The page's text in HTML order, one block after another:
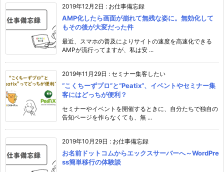
2019年12月2日 : お仕事備忘録
AMP化したら画面が崩れて無残な姿に。無効化して
もその後が大変だった件
最近、スマホの普及によりサイトの速度を高速化できる
AMPが流行ってますが、私は安 ...
2019年11月29日 : セミナー集客したい
“こくちーずプロ”と“Peatix”、イベントやセミナー集
客にはどっちが便利？
セミナーやイベントを開催するときに、自分たちで独自の
告知ページを作らなくても、無 ...
2019年10月29日 : お仕事備忘録
お名前ドットコムからエックスサーバーへ～WordPre
ss簡単移行の体験談